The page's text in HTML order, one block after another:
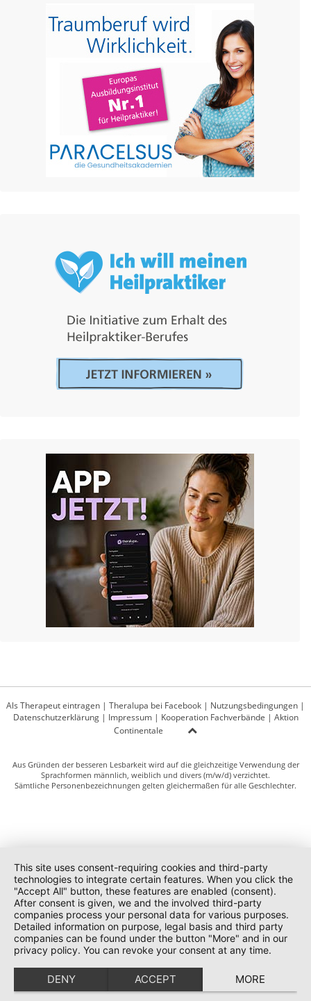
Als Therapeut eintragen | Theralupa bei Facebook | Nutzungsbedingungen |
Datenschutzerklärung| Impressum| Kooperation Fachverbände | Aktion
Continentale
Aus Gründen der besseren Lesbarkeit wird auf die gleichzeitige Verwendung der
Sprachformen männlich, weiblich und divers (m/w/d) verzichtet.
Sämtliche Personenbezeichnungen gelten gleichermaßen für alle Geschlechter.
This site uses consent-requiring cookies and third-party
technologies to integrate certain features. When you click the
"Accept All" button, these features are enabled (consent).
After consent is given, we and the involved third-party
companies process your personal data for various purposes.
Detailed information on purpose, legal basis and third party
companies can be found under the button "More" and in our
privacy policy. You can revoke your consent at any time.
DENY ACCEPT MORE